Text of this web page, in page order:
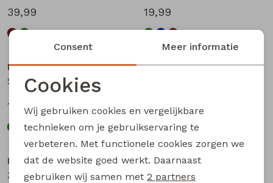
39,99
19,99
Unlocked
19,99
Unlocked
19,99
Unlocked
3317600 W20332 jongens T-shirt lm Mint
Unlocked
Noodzakelijke cookies
Analytische cookies
Marketing cookies
Consent Meer informatie
Cookies
Wij gebruiken cookies en vergelijkbare
technieken om je gebruikservaring te
verbeteren. Met functionele cookies zorgen we
dat de website goed werkt. Daarnaast
gebruiken wij samen met 2 partners